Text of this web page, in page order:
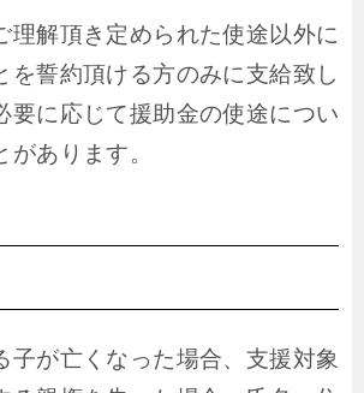
理解頂き定められた使途以外に
を誓約頂ける方のみに支給致し
要に応じて援助金の使途につい
あります。
子が亡くなった場合、支援対象